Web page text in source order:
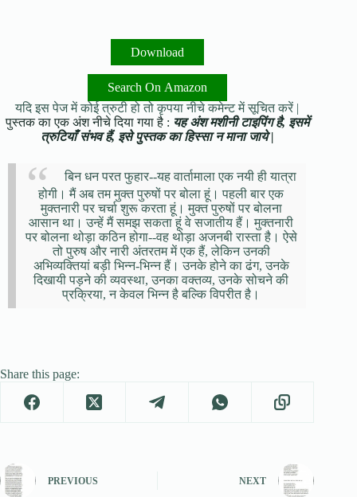
Download
Search On Amazon
यदि इस पेज में कोई त्रुटी हो तो कृपया नीचे कमेन्ट में सूचित करें |
पुस्तक का एक अंश नीचे दिया गया है : यह अंश मशीनी टाइपिंग है, इसमें
त्रुटियाँ संभव हैं, इसे पुस्तक का हिस्सा न माना जाये |
बिन धन परत फुहार--यह वार्तामाला एक नयी ही यात्रा
होगी। मैं अब तम मुक्त पुरुषों पर बोला हूं। पहली बार एक
मुक्तनारी पर चर्चा शुरू करता हूं। मुक्त पुरुषों पर बोलना
आसान था। उन्हें मैं समझ सकता हूं वे सजातीय हैं। मुक्तनारी
पर बोलना थोड़ा कठिन होगा--वह थोड़ा अजनबी रास्ता है। ऐसे
तो पुरुष और नारी अंतरतम में एक हैं, लेकिन उनकी
अभिव्यक्तियां बड़ी भिन्न-भिन्न हैं। उनके होने का ढंग, उनके
दिखायी पड़ने की व्यवस्था, उनका वक्तव्य, उनके सोचने की
प्रक्रिया, न केवल भिन्न है बल्कि विपरीत है।
Share this page:
PREVIOUS NEXT